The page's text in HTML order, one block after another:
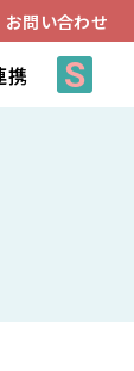
お問い合わせ
携 S